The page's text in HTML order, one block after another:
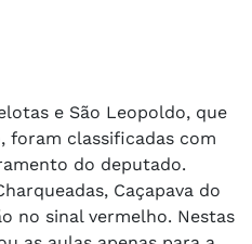
e São Leopoldo, que
foram classificadas com
do deputado.
Caçapava do
no sinal vermelho. Nestas